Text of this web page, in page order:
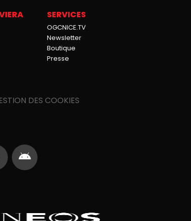
SERVICES
OGCNICE.TV
Newsletter
Boutique
Presse
DES COOKIES